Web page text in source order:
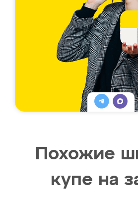
Похожие
купе на